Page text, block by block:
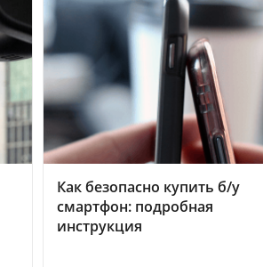
Как безопасно купить б/у
смартфон: подробная
инструкция